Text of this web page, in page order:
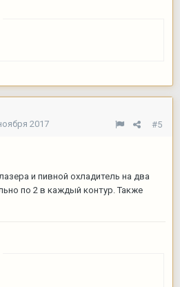
#5
2017
и пивной охладитель на два
по 2 в каждый контур. Также